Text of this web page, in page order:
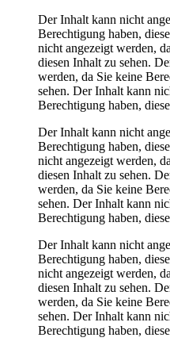
Der Inhalt kann nicht
Berechtigung haben,
nicht angezeigt werden,
diesen Inhalt zu sehen.
werden, da Sie keine
sehen. Der Inhalt kann
Berechtigung haben,
Der Inhalt kann nicht
Berechtigung haben,
nicht angezeigt werden,
diesen Inhalt zu sehen.
werden, da Sie keine
sehen. Der Inhalt kann
Berechtigung haben,
Der Inhalt kann nicht
Berechtigung haben,
nicht angezeigt werden,
diesen Inhalt zu sehen.
werden, da Sie keine
sehen. Der Inhalt kann
Berechtigung haben,